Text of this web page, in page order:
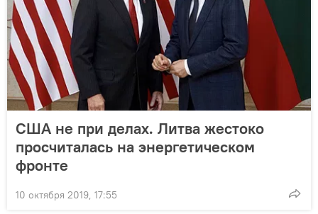
США не при делах. Литва жестоко
просчиталась на энергетическом
фронте
10 октября 2019, 17:55